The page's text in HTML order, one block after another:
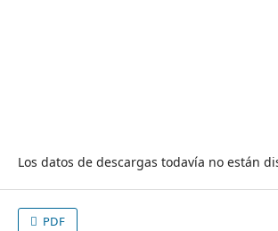
Los datos de descargas todavía no están
PDF